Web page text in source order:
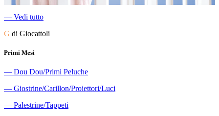
― Vedi tutto
G di Giocattoli
Primi Mesi
― Dou Dou/Primi Peluche
― Giostrine/Carillon/Proiettori/Luci
― Palestrine/Tappeti